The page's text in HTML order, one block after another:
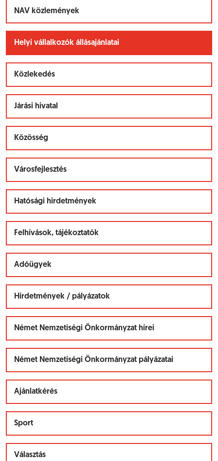
NAV közlemények
Helyi vállalkozók állásajánlatai
Közlekedés
Járási hivatal
Közösség
Városfejlesztés
Hatósági hirdetmények
Felhívások, tájékoztatók
Adóügyek
Hírdetmények / pályázatok
Német Nemzetiségi Önkormányzat hírei
Német Nemzetiségi Önkormányzat pályázatai
Ajánlatkérés
Sport
Választás